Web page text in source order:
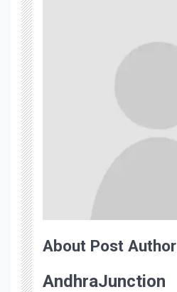
About Post Author
AndhraJunction